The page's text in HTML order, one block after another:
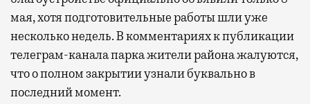
мая, хотя подготовительные работы шли уже
несколько недель. В комментариях к публикации
телеграм-канала парка жители района жалуются,
что о полном закрытии узнали буквально в
последний момент.